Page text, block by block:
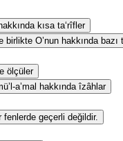
kısa ta‘rîfler
O’nun hakkında bazı
ölçüler
a’mal hakkında îzâhlar
fenlerde geçerli değildir.